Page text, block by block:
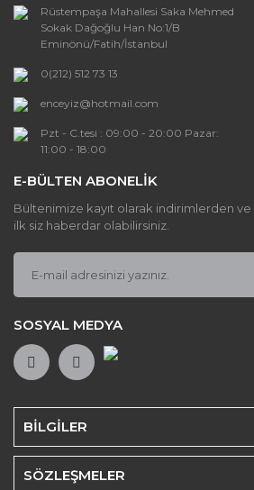
Ürün bilgilerinde hatalar
Ürün fiyatı diğer sitelerden
Bu ürüne benzer farklı
Rüstempaşa Mahallesi Saka Mehmed
Sokak Dağoğlu Han No:1/B
Eminönü/Fatih/İstanbul
0(212) 512 73 13
enceyiz@hotmail.com
Pzt - C.tesi : 09:00 - 20:00 Pazar:
11:00 - 18:00
BİLGİLER
SÖZLEŞMELER
E-BÜLTEN ABONELİK
Bültenimize kayıt olarak indirimlerden ve
ilk siz haberdar olabilirsiniz.
SOSYAL MEDYA